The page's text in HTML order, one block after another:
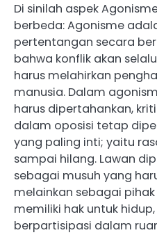
Di sinilah aspek
berbeda: Agonisme
pertentangan secara
bahwa konflik akan
harus melahirkan
manusia. Dalam
harus dipertahankan,
dalam oposisi tetap
yang paling inti; yaitu
sampai hilang. Lawan
sebagai musuh yang
melainkan sebagai
memiliki hak untuk
berpartisipasi dalam